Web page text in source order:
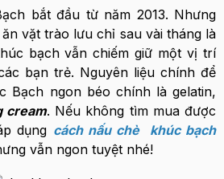
bắt đầu từ năm 2013. Nhưng
vặt trào lưu chỉ sau vài tháng là
bạch vẫn chiếm giữ một vị trí
bạn trẻ. Nguyên liệu chính để
Bạch ngon béo chính là gelatin,
cream. Nếu không tìm mua được
dụng cách nấu chè khúc bạch
vẫn ngon tuyệt nhé!